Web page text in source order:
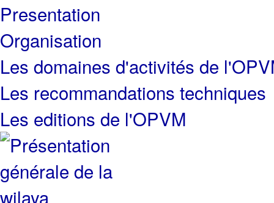
Presentation
Organisation
Les domaines d'activités de
Les recommandations techniques
Les editions de l'OPVM